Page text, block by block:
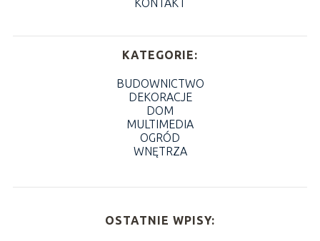
KONTAKT
KATEGORIE:
BUDOWNICTWO
DEKORACJE
DOM
MULTIMEDIA
OGRÓD
WNĘTRZA
OSTATNIE WPISY: